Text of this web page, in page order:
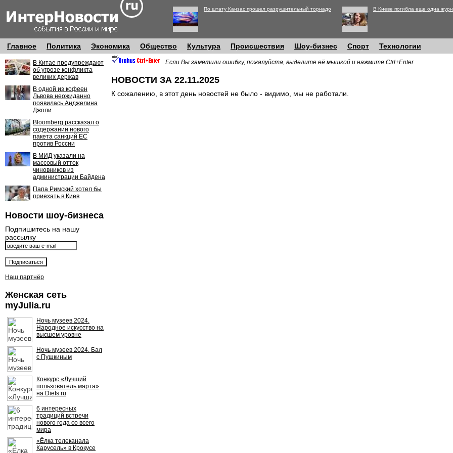
По штату Канзас прошел разрушительный торнадо В Киеве погибла еще одна
Главное Политика Экономика Общество Культура Происшествия Шоу-бизнес Спорт Технологии
В Китае предупреждают
об угрозе конфликта
великих держав
В одной из кофеен
Львова неожиданно
появилась Анджелина
Джоли
Bloomberg рассказал о
содержании нового
пакета санкций ЕС
против России
В МИД указали на
массовый отток
чиновников из
администрации Байдена
Папа Римский хотел бы
приехать в Киев
Новости шоу-бизнеса
Подпишитесь на нашу
рассылку
Наш партнёр
Женская сеть
myJulia.ru
Ночь музеев 2024.
Народное искусство на
высшем уровне
Ночь музеев 2024. Бал
с Пушкиным
Конкурс «Лучший
пользователь марта»
на Diets.ru
6 интересных
традиций встречи
нового года со всего
мира
«Ёлка телеканала
Карусель» в Крокусе
Если Вы заметили ошибку, пожалуйста, выделите её мышкой и нажмите Ctrl+Enter
НОВОСТИ ЗА 22.11.2025
К сожалению, в этот день новостей не было - видимо, мы не работали.